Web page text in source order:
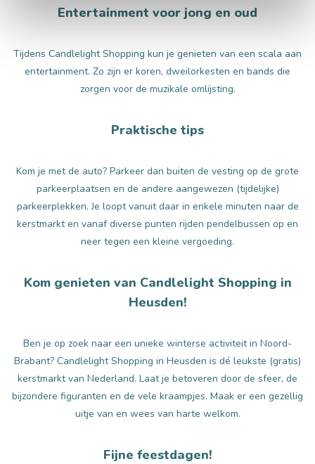
Entertainment voor jong en oud
Tijdens Candlelight Shopping kun je genieten van een scala aan
entertainment. Zo zijn er koren, dweilorkesten en bands die
zorgen voor de muzikale omlijsting.
Praktische tips
Kom je met de auto? Parkeer dan buiten de vesting op de grote
parkeerplaatsen en de andere aangewezen (tijdelijke)
parkeerplekken. Je loopt vanuit daar in enkele minuten naar de
kerstmarkt en vanaf diverse punten rijden pendelbussen op en
neer tegen een kleine vergoeding.
Kom genieten van Candlelight Shopping in
Heusden!
Ben je op zoek naar een unieke winterse activiteit in Noord-
Brabant? Candlelight Shopping in Heusden is dé leukste (gratis)
kerstmarkt van Nederland. Laat je betoveren door de sfeer, de
bijzondere figuranten en de vele kraampjes. Maak er een gezellig
uitje van en wees van harte welkom.
Fijne feestdagen!